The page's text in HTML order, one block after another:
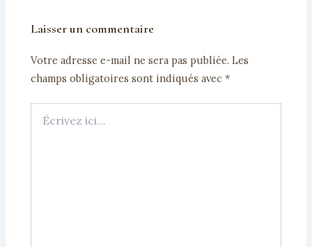
Laisser un commentaire
Votre adresse e-mail ne sera pas publiée. Les
champs obligatoires sont indiqués avec*
ici…